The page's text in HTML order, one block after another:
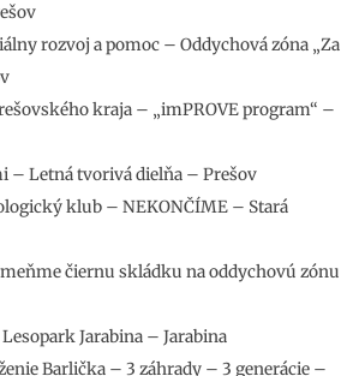
rozvoj a pomoc – Oddychová zóna „Za
kraja – „imPROVE program“ –
– Letná tvorivá dielňa – Prešov
klub – NEKONČÍME – Stará
čiernu skládku na oddychovú zónu
Jarabina – Jarabina
Barlička – 3 záhrady – 3 generácie –